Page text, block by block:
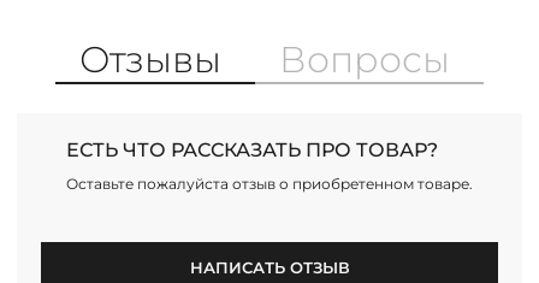
Отзывы Вопросы
ЕСТЬ ЧТО РАССКАЗАТЬ ПРО ТОВАР?
Оставьте пожалуйста отзыв о приобретенном товаре.
НАПИСАТЬ ОТЗЫВ